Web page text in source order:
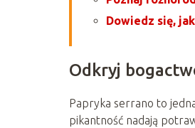
Dowiedz się,
Odkryj
Papryka serrano to
pikantność nadają